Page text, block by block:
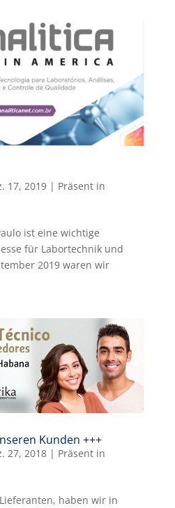
17, 2019| Präsent in
ist eine wichtige
für Labortechnik und
2019 waren wir
Kunden +++
27, 2018| Präsent in
haben wir in